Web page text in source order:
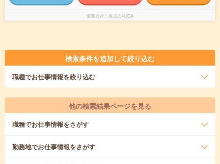
派遣会社 株式会社iDA
検索条件を追加して絞り込む
職種でお仕事情報を絞り込む
他の検索結果ページを見る
職種でお仕事情報をさがす
勤務地でお仕事情報をさがす